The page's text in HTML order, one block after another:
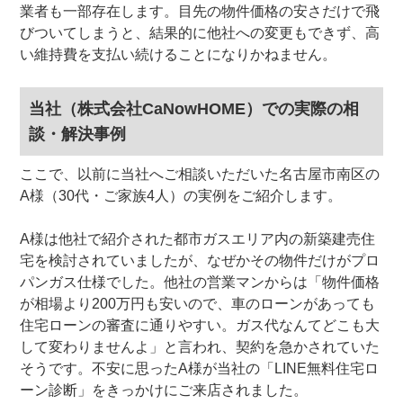
業者も一部存在します。目先の物件価格の安さだけで飛
びついてしまうと、結果的に他社への変更もできず、高
い維持費を支払い続けることになりかねません。
当社（株式会社CaNowHOME）での実際の相
談・解決事例
ここで、以前に当社へご相談いただいた名古屋市南区の
A様（30代・ご家族4人）の実例をご紹介します。
A様は他社で紹介された都市ガスエリア内の新築建売住
宅を検討されていましたが、なぜかその物件だけがプロ
パンガス仕様でした。他社の営業マンからは「物件価格
が相場より200万円も安いので、車のローンがあっても
住宅ローンの審査に通りやすい。ガス代なんてどこも大
して変わりませんよ」と言われ、契約を急かされていた
そうです。不安に思ったA様が当社の「LINE無料住宅ロ
ーン診断」をきっかけにご来店されました。